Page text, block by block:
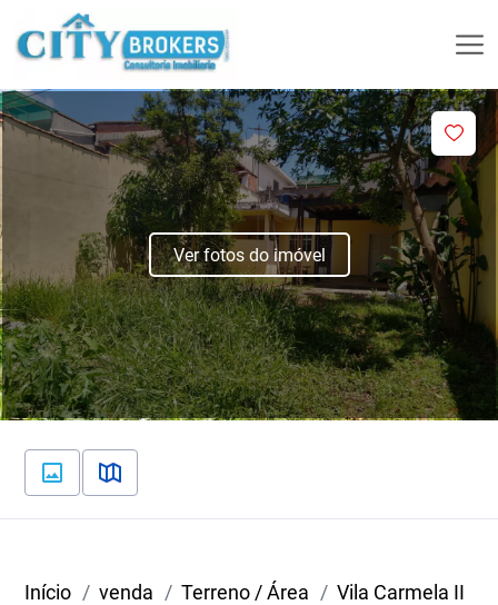
Ver fotos do imóvel
Início venda Terreno / Área
Vila Carmela II